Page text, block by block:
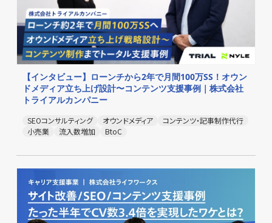
【インタビュー】ローンチから2年で月間100万SS！オウン
ドメディア立ち上げ設計〜コンテンツ支援事例｜株式会社
トライアルカンパニー
SEOコンサルティング オウンドメディア
コンテンツ・記事制作代行
小売業
流入数増加 BtoC